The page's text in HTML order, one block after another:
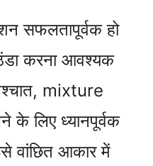
सफलतापूर्वक हो
करना आवश्यक
mixture
लिए ध्यानपूर्वक
वांछित आकार में